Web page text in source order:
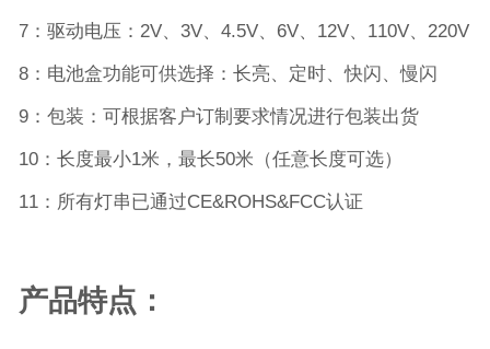
7：驱动电压： 2V、 3V、 4.5V、 6V、 12V、 110V、 220V
8：电池盒功能可供选择：长亮、定时、快闪、慢闪
9：包装：可根据客户订制要求情况进行包装出货
10：长度最小1米，最长50米（任意长度可选）
11：所有灯串已通过CE&ROHS&FCC认证
产品特点：